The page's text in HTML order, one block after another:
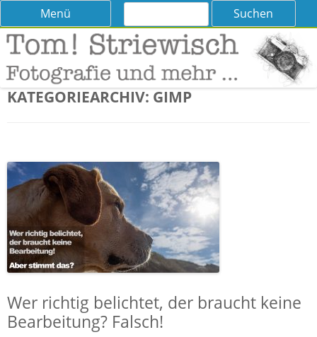
Tom! Striewisch – Fotografieren
lernen
Tipps und Tricks und Meinungen zur Fotografie
Menü
Skip
content
Suchen
KATEGORIEARCHIV: GIMP
Wer richtig belichtet, der braucht keine
Bearbeitung? Falsch!